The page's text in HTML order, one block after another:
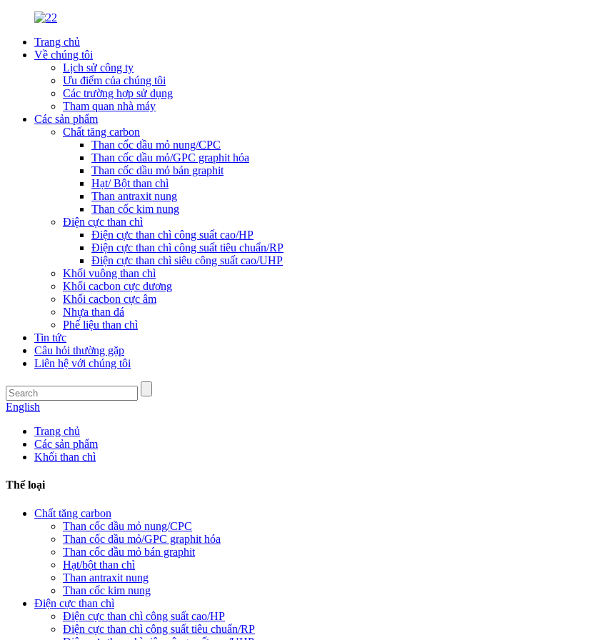
Trang chủ
Về chúng tôi
Lịch sử công ty
Ưu điểm của chúng tôi
Các trường hợp sử dụng
Tham quan nhà máy
Các sản phẩm
Chất tăng carbon
Than cốc dầu mỏ nung/CPC
Than cốc dầu mỏ/GPC graphit hóa
Than cốc dầu mỏ bán graphit
Hạt/ Bột than chì
Than antraxit nung
Than cốc kim nung
Điện cực than chì
Điện cực than chì công suất cao/HP
Điện cực than chì công suất tiêu chuẩn/RP
Điện cực than chì siêu công suất cao/UHP
Khối vuông than chì
Khối cacbon cực dương
Khối cacbon cực âm
Nhựa than đá
Phế liệu than chì
Tin tức
Câu hỏi thường gặp
Liên hệ với chúng tôi
English
Trang chủ
Các sản phẩm
Khối than chì
Thể loại
Chất tăng carbon
Than cốc dầu mỏ nung/CPC
Than cốc dầu mỏ/GPC graphit hóa
Than cốc dầu mỏ bán graphit
Hạt/bột than chì
Than antraxit nung
Than cốc kim nung
Điện cực than chì
Điện cực than chì công suất cao/HP
Điện cực than chì công suất tiêu chuẩn/RP